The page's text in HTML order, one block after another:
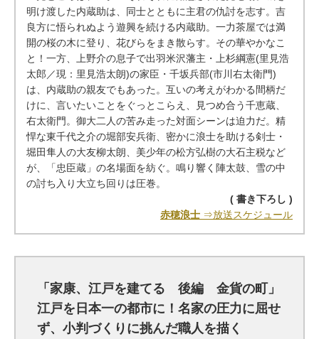
明け渡した内蔵助は、同士とともに主君の仇討を志す。吉
良方に悟られぬよう遊興を続ける内蔵助。一力茶屋では満
開の桜の木に登り、花びらをまき散らす。その華やかなこ
と！一方、上野介の息子で出羽米沢藩主・上杉綱憲(里見浩
太郎／現：里見浩太朗)の家臣・千坂兵部(市川右太衛門)
は、内蔵助の親友でもあった。互いの考えがわかる間柄だ
けに、言いたいことをぐっとこらえ、見つめ合う千恵蔵、
右太衛門。御大二人の苦み走った対面シーンは迫力だ。精
悍な東千代之介の堀部安兵衛、密かに浪士を助ける剣士・
堀田隼人の大友柳太朗、美少年の松方弘樹の大石主税など
が、「忠臣蔵」の名場面を紡ぐ。鳴り響く陣太鼓、雪の中
の討ち入り大立ち回りは圧巻。
( 書き下ろし )
赤穂浪士 ⇒放送スケジュール
「家康、江戸を建てる 後編 金貨の町」
江戸を日本一の都市に！名家の圧力に屈せ
ず、小判づくりに挑んだ職人を描く